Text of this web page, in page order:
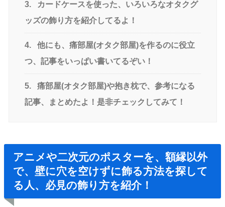
3.
カードケースを使った、いろいろなオタクグ
ッズの飾り方を紹介してるよ！
4.
他にも、痛部屋(オタク部屋)を作るのに役立
つ、記事をいっぱい書いてるぞい！
5.
痛部屋(オタク部屋)や抱き枕で、参考になる
記事、まとめたよ！是非チェックしてみて！
アニメや二次元のポスターを、額縁以外
で、壁に穴を空けずに飾る方法を探して
る人、必見の飾り方を紹介！